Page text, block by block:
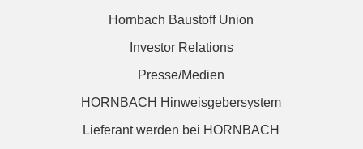
Hornbach Baustoff Union
Investor Relations
Presse/Medien
HORNBACH Hinweisgebersystem
Lieferant werden bei HORNBACH